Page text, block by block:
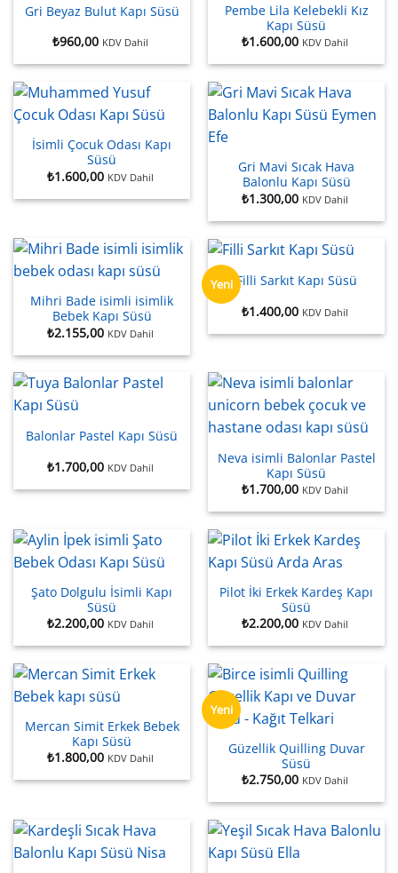
Gri Beyaz Bulut Kapı Süsü
₺960,00 KDV Dahil
Pembe Lila Kelebekli Kız
Kapı Süsü
₺1.600,00 KDV Dahil
İsimli Çocuk Odası Kapı
Süsü
₺1.600,00 KDV Dahil
Gri Mavi Sıcak Hava
Balonlu Kapı Süsü
₺1.300,00 KDV Dahil
Mihri Bade isimli isimlik
Bebek Kapı Süsü
₺2.155,00 KDV Dahil
Yeni Filli Sarkıt Kapı Süsü
₺1.400,00 KDV Dahil
Balonlar Pastel Kapı Süsü
₺1.700,00 KDV Dahil
Neva isimli Balonlar Pastel
Kapı Süsü
₺1.700,00 KDV Dahil
Şato Dolgulu İsimli Kapı
Süsü
₺2.200,00 KDV Dahil
Pilot İki Erkek Kardeş Kapı
Süsü
₺2.200,00 KDV Dahil
Mercan Simit Erkek Bebek
Kapı Süsü
₺1.800,00 KDV Dahil
Yeni
Güzellik Quilling Duvar
Süsü
₺2.750,00 KDV Dahil